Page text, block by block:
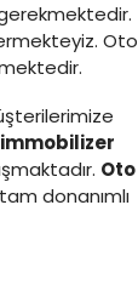
Oto
immobilizer
Oto
donanımlı